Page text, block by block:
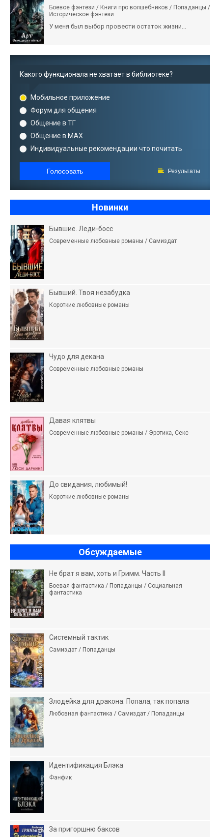
Боевое фэнтези / Книги про волшебников / Попаданцы /
Историческое фэнтези
У меня был выбор провести остаток жизни...
Какого функционала не хватает в библиотеке?
Мобильное приложение
Форум для общения
Общение в ТГ
Общение в MAX
Индивидуальные рекомендации что почитать
Голосовать Результаты
Новинки
Бывшие. Леди-босс
Современные любовные романы / Самиздат
Бывший. Твоя незабудка
Короткие любовные романы
Чудо для декана
Современные любовные романы
Давая клятвы
Современные любовные романы / Эротика, Секс
До свидания, любимый!
Короткие любовные романы
Обсуждаемые
Не брат я вам, хоть и Гримм. Часть II
Боевая фантастика / Попаданцы / Социальная
фантастика
Системный тактик
Самиздат / Попаданцы
Злодейка для дракона. Попала, так попала
Любовная фантастика / Самиздат / Попаданцы
Идентификация Блэка
Фанфик
За пригоршню баксов